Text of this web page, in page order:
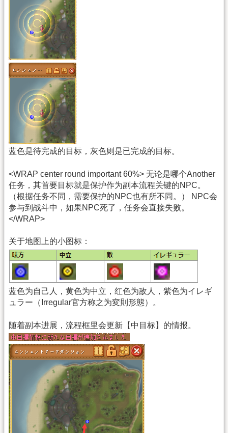
蓝色是待完成的目标，灰色则是已完成的目标。
<WRAP center round important 60%> 无论是哪个Another
任务，其首要目标就是保护作为副本流程关键的NPC。
（根据任务不同，需要保护的NPC也有所不同。） NPC会
参与到战斗中，如果NPC死了，任务会直接失败。
</WRAP>
关于地图上的小图标：
蓝色为自己人，黄色为中立，红色为敌人，紫色为イレギ
ュラー（Irregular官方称之为変則形態）。
随着副本进展，流程框里会更新【中目标】的情报。